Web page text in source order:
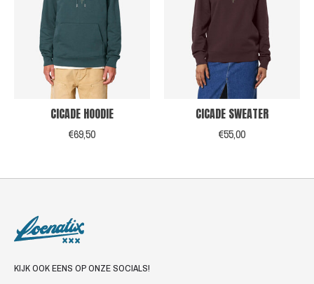
CICADE HOODIE
€69,50
CICADE SWEATER
€55,00
KIJK OOK EENS OP ONZE SOCIALS!